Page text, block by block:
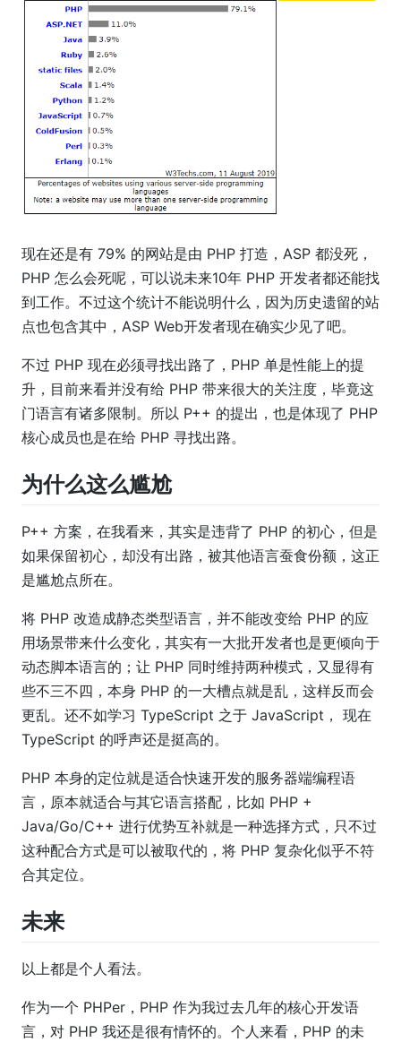
现在还是有 79% 的网站是由 PHP 打造，ASP 都没死，
PHP 怎么会死呢，可以说未来10年 PHP 开发者都还能找
到工作。不过这个统计不能说明什么，因为历史遗留的站
点也包含其中，ASP Web开发者现在确实少见了吧。
不过 PHP 现在必须寻找出路了，PHP 单是性能上的提
升，目前来看并没有给 PHP 带来很大的关注度，毕竟这
门语言有诸多限制。所以 P++ 的提出，也是体现了 PHP
核心成员也是在给 PHP 寻找出路。
为什么这么尴尬
P++ 方案，在我看来，其实是违背了 PHP 的初心，但是
如果保留初心，却没有出路，被其他语言蚕食份额，这正
是尴尬点所在。
将 PHP 改造成静态类型语言，并不能改变给 PHP 的应
用场景带来什么变化，其实有一大批开发者也是更倾向于
动态脚本语言的；让 PHP 同时维持两种模式，又显得有
些不三不四，本身 PHP 的一大槽点就是乱，这样反而会
更乱。还不如学习 TypeScript 之于 JavaScript， 现在
TypeScript 的呼声还是挺高的。
PHP 本身的定位就是适合快速开发的服务器端编程语
言，原本就适合与其它语言搭配，比如 PHP +
Java/Go/C++ 进行优势互补就是一种选择方式，只不过
这种配合方式是可以被取代的，将 PHP 复杂化似乎不符
合其定位。
未来
以上都是个人看法。
作为一个 PHPer，PHP 作为我过去几年的核心开发语
言，对 PHP 我还是很有情怀的。个人来看，PHP 的未